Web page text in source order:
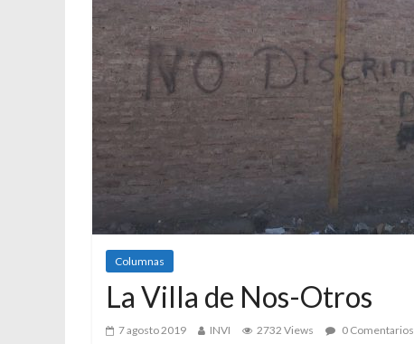
Columnas
La Villa de Nos-Otros
7 agosto 2019 INVI 2732 Views 0 Comentarios